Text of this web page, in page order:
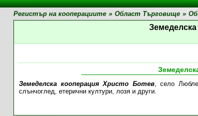
Регистър на кооперациите » Област Търговище »
Земеделска кооперация Христо Ботев, село
слънчоглед, етерични култури, лозя и други.